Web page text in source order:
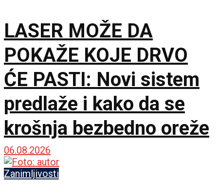
LASER MOŽE DA
POKAŽE KOJE DRVO
ĆE PASTI: Novi sistem
predlaže i kako da se
krošnja bezbedno oreže
06.08.2026
Zanimljivosti